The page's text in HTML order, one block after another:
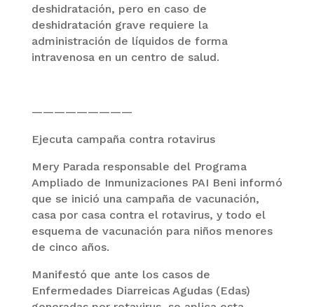
deshidratación, pero en caso de
deshidratación grave requiere la
administración de líquidos de forma
intravenosa en un centro de salud.
—————————
Ejecuta campaña contra rotavirus
Mery Parada responsable del Programa
Ampliado de Inmunizaciones PAI Beni informó
que se inició una campaña de vacunación,
casa por casa contra el rotavirus, y todo el
esquema de vacunación para niños menores
de cinco años.
Manifestó que ante los casos de
Enfermedades Diarreicas Agudas (Edas)